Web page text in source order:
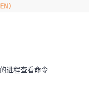
进程查看命令